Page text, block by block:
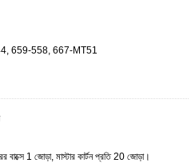
659-558, 667-MT51
বাক্সে 1 জোড়া, মাস্টার কার্টন প্রতি 20 জোড়া।